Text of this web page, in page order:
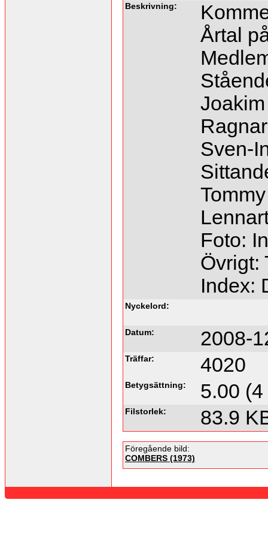
Beskrivning:
Årtal
Sven-
Foto:
Övrigt:
Index:
Nyckelord:
Datum: 2008-
Träffar: 4020
Betygsättning: 5.00
Filstorlek: 83.9
Föregående bild:
COMBERS (1973)